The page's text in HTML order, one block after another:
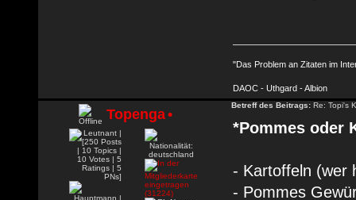
"Das Problem an Zitaten im
DAOC - Uthgard - Albion
Topenga•
Betreff des Beitrags: Re: Topi's
*Pommes oder
- Kartoffeln (wer
- Pommes